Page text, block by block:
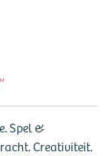
Spel &
Creativiteit.